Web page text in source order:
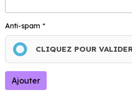
Anti-spam
CLIQUEZ POUR
Ajouter